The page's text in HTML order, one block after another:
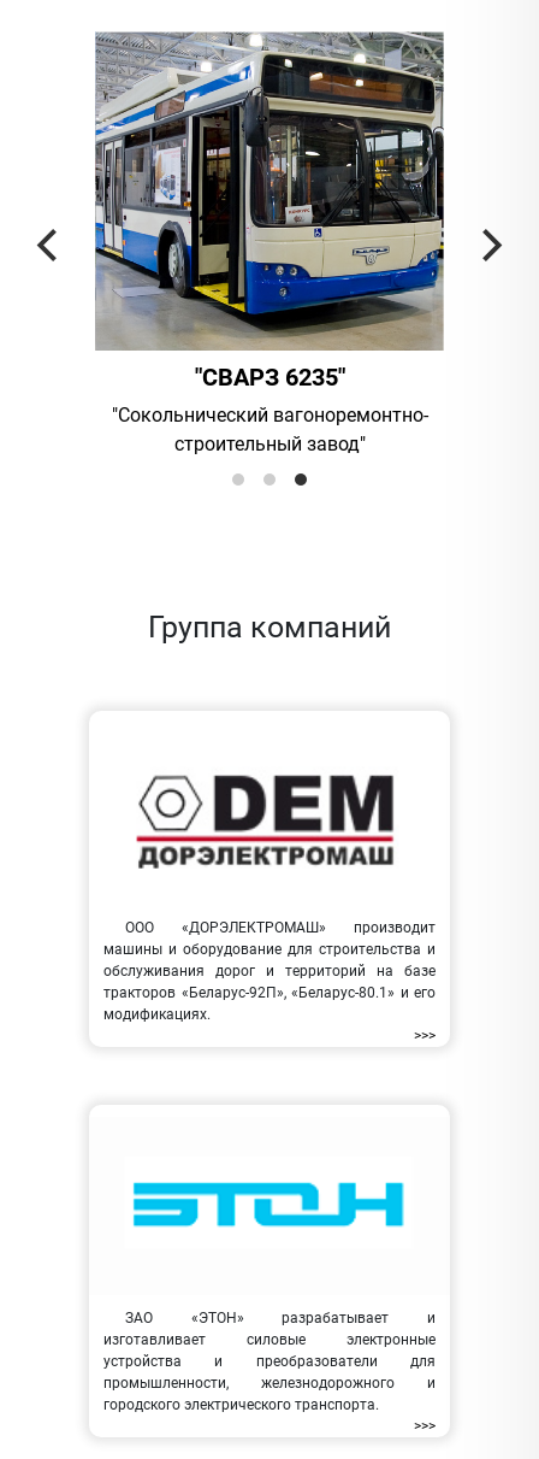
"СВАРЗ 6235"
"Сокольнический вагоноремонтно-
строительный завод"
Группа компаний
ООО «ДОРЭЛЕКТРОМАШ» производит
машины и оборудование для строительства и
обслуживания дорог и территорий на базе
тракторов «Беларус-92П», «Беларус-80.1» и его
модификациях.
>>>
ЗАО «ЭТОН» разрабатывает и
изготавливает силовые электронные
устройства и преобразователи для
промышленности, железнодорожного и
городского электрического транспорта.
>>>